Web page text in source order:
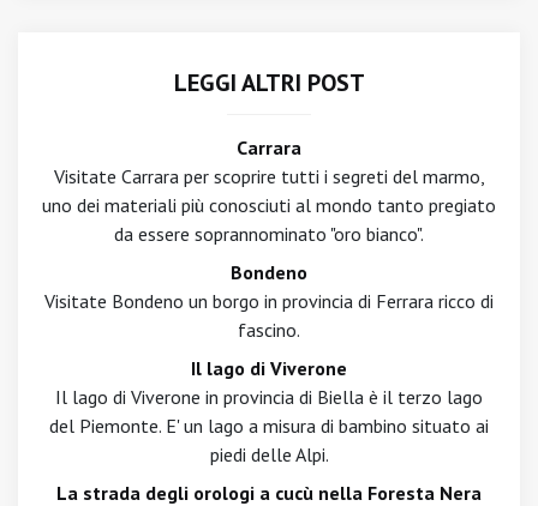
LEGGI ALTRI POST
Carrara
Visitate Carrara per scoprire tutti i segreti del marmo,
uno dei materiali più conosciuti al mondo tanto pregiato
da essere soprannominato "oro bianco".
Bondeno
Visitate Bondeno un borgo in provincia di Ferrara ricco di
fascino.
Il lago di Viverone
Il lago di Viverone in provincia di Biella è il terzo lago
del Piemonte. E' un lago a misura di bambino situato ai
piedi delle Alpi.
La strada degli orologi a cucù nella Foresta Nera